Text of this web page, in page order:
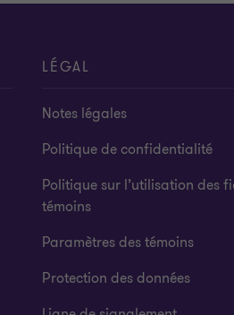
LÉGAL
Notes légales
Politique de confidentialité
Politique sur l’utilisation des
témoins
Paramètres des témoins
Protection des données